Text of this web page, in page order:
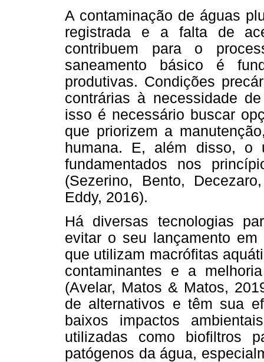
A contaminação de águas
registrada e a falta de
contribuem para o
saneamento básico é
produtivas. Condições
contrárias à necessidade
isso é necessário buscar
que priorizem a
humana. E, além disso, o
fundamentados nos
(Sezerino, Bento,
Eddy, 2016).
Há diversas tecnologias
evitar o seu lançamento
que utilizam macrófitas
contaminantes e a
(Avelar, Matos & Matos,
de alternativos e têm sua
baixos impactos
utilizadas como biofiltros
patógenos da água,